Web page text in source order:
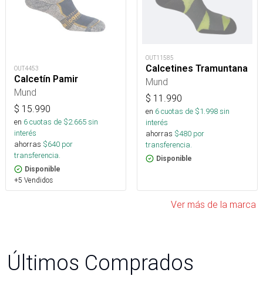
OUT4453
Calcetín Pamir
Mund
$ 15.990
en 6cuotas de $2.665sin
interés
ahorras $640 por
transferencia.
Disponible
+5 Vendidos
OUT11585
Calcetines Tramuntana
Mund
$ 11.990
en 6cuotas de $1.998sin
interés
ahorras $480 por
transferencia.
Disponible
Ver más de la marca
Últimos Comprados